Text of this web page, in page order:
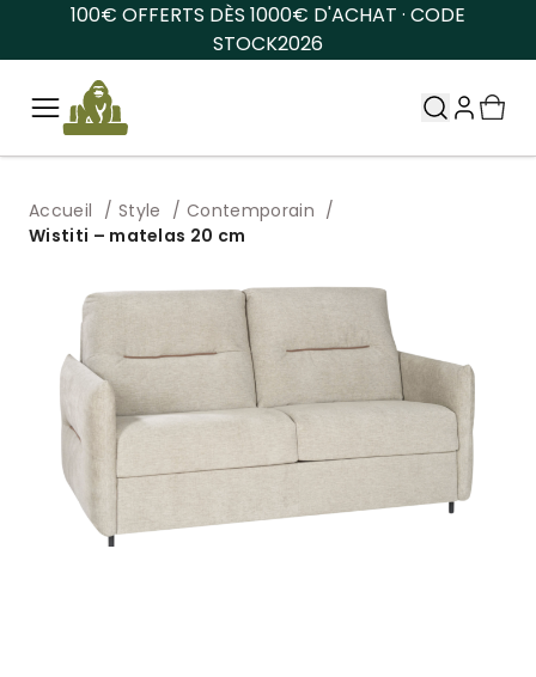
100€ OFFERTS DÈS 1000€ D'ACHAT · CODE
STOCK2026
Accueil Style
Contemporain
Wistiti – matelas 20 cm